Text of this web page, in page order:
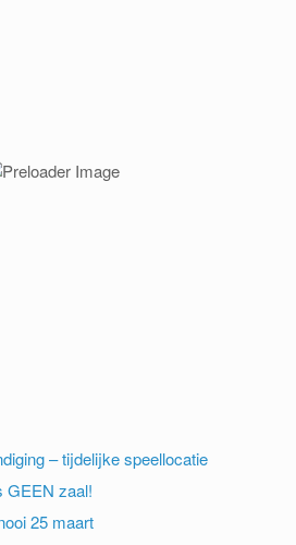
– tijdelijke speellocatie
GEEN zaal!
25 maart